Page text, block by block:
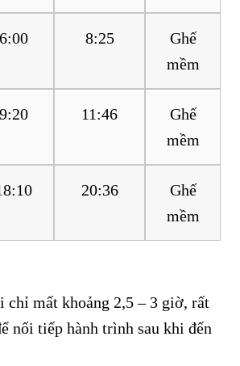
6:00 8:25
Ghế
mềm
9:20 11:46
Ghế
mềm
20:36
Ghế
mềm
chỉ mất khoảng 2,5 – 3 giờ, rất
nối tiếp hành trình sau khi đến